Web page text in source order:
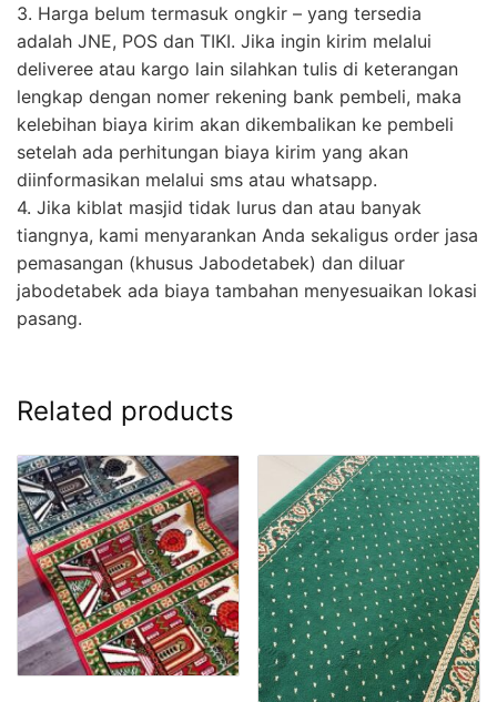
3. Harga belum termasuk ongkir – yang tersedia
adalah JNE, POS dan TIKI. Jika ingin kirim melalui
deliveree atau kargo lain silahkan tulis di keterangan
lengkap dengan nomer rekening bank pembeli, maka
kelebihan biaya kirim akan dikembalikan ke pembeli
setelah ada perhitungan biaya kirim yang akan
diinformasikan melalui sms atau whatsapp.
4. Jika kiblat masjid tidak lurus dan atau banyak
tiangnya, kami menyarankan Anda sekaligus order jasa
pemasangan (khusus Jabodetabek) dan diluar
jabodetabek ada biaya tambahan menyesuaikan lokasi
pasang.
Related products